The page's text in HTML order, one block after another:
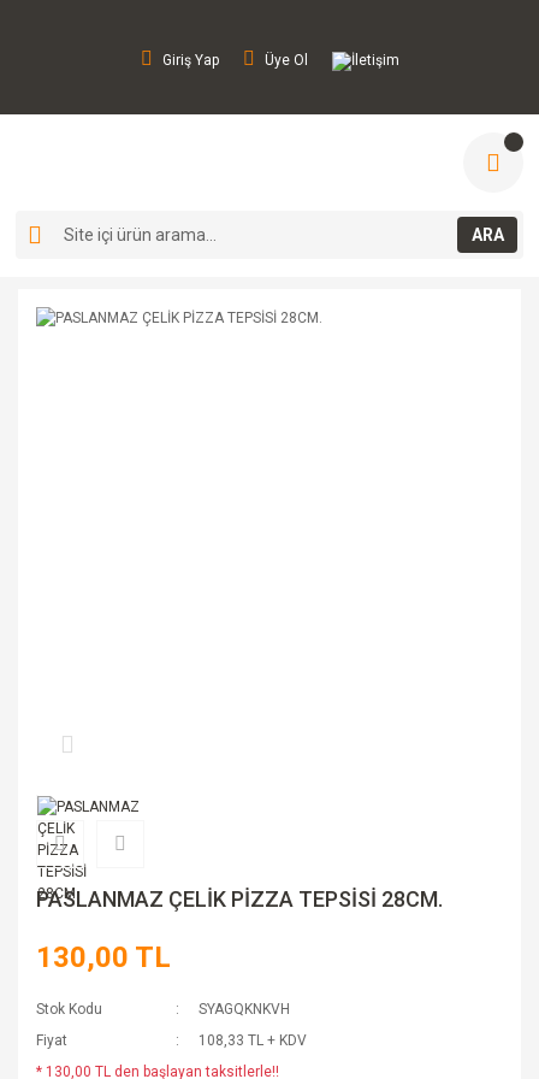
Giriş Yap Üye Ol İletişim
ARA
PASLANMAZ ÇELİK PİZZA TEPSİSİ 28CM.
130,00 TL
Stok Kodu
SYAGQKNKVH
Fiyat
108,33 TL + KDV
* 130,00 TL den başlayan taksitlerle!!